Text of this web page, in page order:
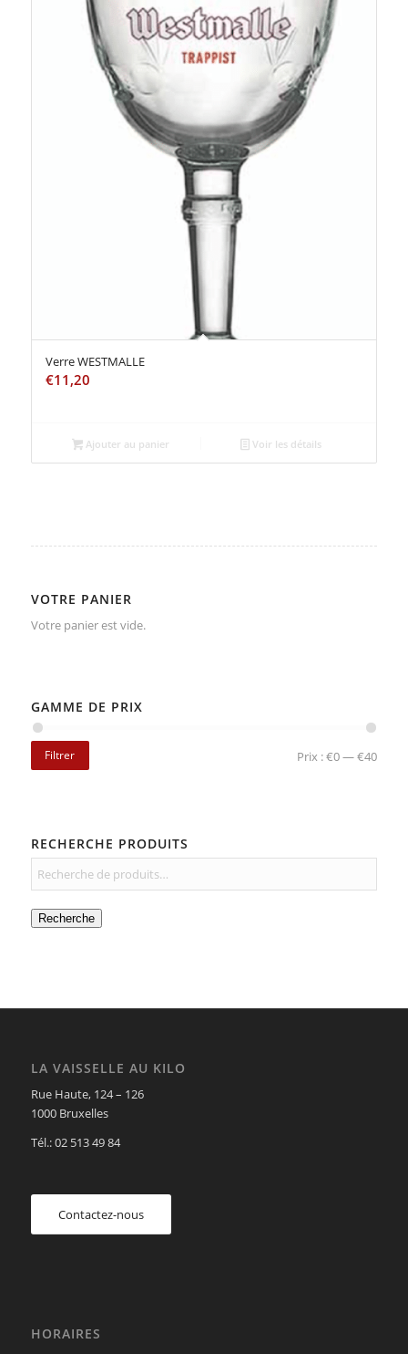
Verre WESTMALLE
€11,20
Ajouter au panier Voir les détails
VOTRE PANIER
Votre panier est vide.
GAMME DE PRIX
Filtrer Prix :€0—€40
RECHERCHE PRODUITS
Recherche
LA VAISSELLE AU KILO
Rue Haute, 124 – 126
1000 Bruxelles
Tél.: 02 513 49 84
Contactez-nous
HORAIRES